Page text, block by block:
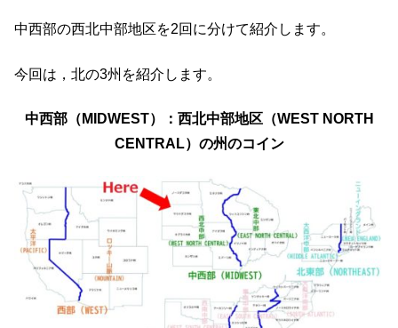
中西部の西北中部地区を2回に分けて紹介します。
今回は，北の3州を紹介します。
中西部（MIDWEST）：西北中部地区（WEST NORTH
CENTRAL）の州のコイン